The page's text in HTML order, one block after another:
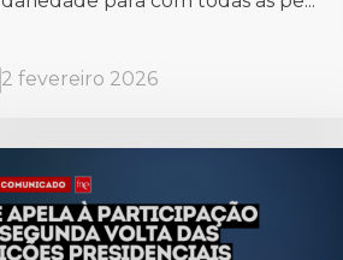
2 fevereiro 2026